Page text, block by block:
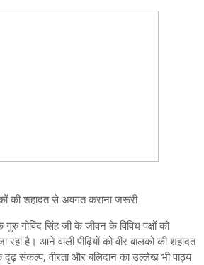
की शहादत से अवगत कराना जरूरी
गोविंद सिंह जी के जीवन के विविध पक्षों को
रहा है। आने वाली पीढ़ियों को वीर बालकों की शहादत
संकल्प, वीरता और बलिदान का उल्लेख भी पाठ्य